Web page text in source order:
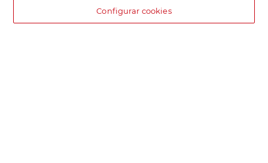
Configurar cookies